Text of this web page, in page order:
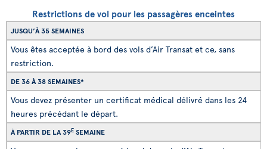
Restrictions de vol pour les passagères enceintes
JUSQU’À 35 SEMAINES
Vous êtes acceptée à bord des vols d’Air Transat et ce, sans
restriction.
DE 36 À 38 SEMAINES*
Vous devez présenter un certificat médical délivré dans les 24
heures précédant le départ.
À PARTIR DE LA 39E SEMAINE